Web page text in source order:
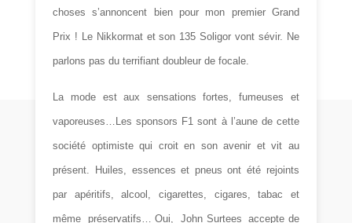
choses s’annoncent bien pour mon premier Grand
Prix ! Le Nikkormat et son 135 Soligor vont sévir. Ne
parlons pas du terrifiant doubleur de focale.
La mode est aux sensations fortes, fumeuses et
vaporeuses…Les sponsors F1 sont à l’aune de cette
société optimiste qui croit en son avenir et vit au
présent. Huiles, essences et pneus ont été rejoints
par apéritifs, alcool, cigarettes, cigares, tabac et
même préservatifs… Oui, John Surtees accepte de